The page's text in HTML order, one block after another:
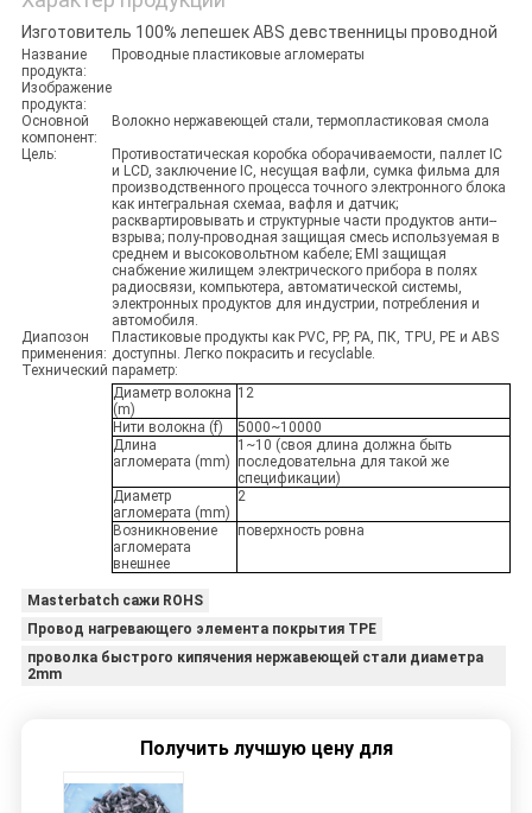
Изготовитель 100% лепешек ABS девственницы проводной
Название
продукта:
Проводные пластиковые агломераты
Изображение
продукта:
Основной
компонент:
Волокно нержавеющей стали, термопластиковая смола
Цель:
Противостатическая коробка оборачиваемости, паллет IC
и LCD, заключение IC, несущая вафли, сумка фильма для
производственного процесса точного электронного блока
как интегральная схемаа, вафля и датчик;
расквартировывать и структурные части продуктов анти--
взрыва; полу-проводная защищая смесь используемая в
среднем и высоковольтном кабеле; EMI защищая
снабжение жилищем электрического прибора в полях
радиосвязи, компьютера, автоматической системы,
электронных продуктов для индустрии, потребления и
автомобиля.
Диапозон
применения:
Пластиковые продукты как PVC, PP, PA, ПК, TPU, PE и ABS
доступны. Легко покрасить и recyclable.
Технический параметр:
Диаметр волокна
(m)
12
Нити волокна (f)
5000~10000
Длина
агломерата (mm)
1~10 (своя длина должна быть
последовательна для такой же
спецификации)
Диаметр
агломерата (mm)
2
Возникновение
агломерата
внешнее
поверхность ровна
Masterbatch сажи ROHS
Провод нагревающего элемента покрытия TPE
проволка быстрого кипячения нержавеющей стали диаметра
2mm
Получить лучшую цену для